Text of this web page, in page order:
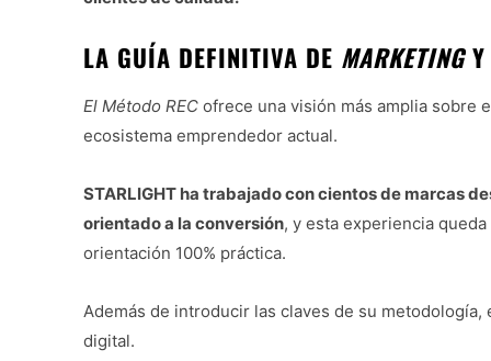
LA GUÍA DEFINITIVA DE MARKETINGY
El Método REC ofrece una visión más amplia sobre
ecosistema emprendedor actual.
STARLIGHT ha trabajado con cientos de marcas
orientado a la conversión, y esta experiencia
orientación 100% práctica.
Además de introducir las claves de su
digital.